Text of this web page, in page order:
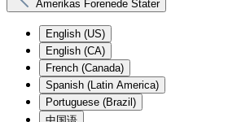
Amerikas Forenede Stater
English (US)
English (CA)
French (Canada)
Spanish (Latin America)
Portuguese (Brazil)